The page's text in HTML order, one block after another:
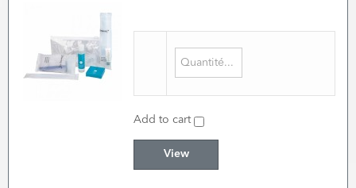
Add to cart
View